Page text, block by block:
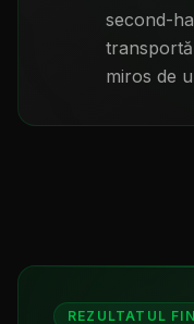
second-
miros de
REZULTATUL